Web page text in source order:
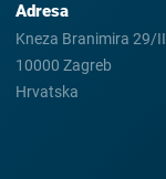
Adresa
Kneza Branimira 29/II
10000 Zagreb
Hrvatska